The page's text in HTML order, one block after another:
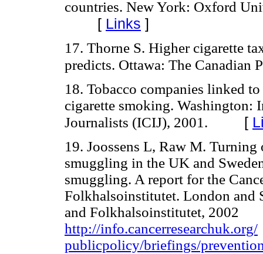
countries. New York: Oxford
[ Links ]
17. Thorne S. Higher cigarette
predicts. Ottawa: The Canadian
18. Tobacco companies linked
cigarette smoking. Washington:
Journalists (ICIJ), 2001.
[
19. Joossens L, Raw M.
smuggling in the UK and
smuggling. A report for the
Folkhalsoinstitutet. London and
and Folkhalsoinstitutet,
http://info.cancerresearchuk.org/
publicpolicy/briefings/